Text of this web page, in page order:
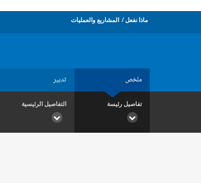
ماذا نفعل المشاريع والعمليات
ملخص تدبير
تفاصيل رئيسة التفاصيل الرئيسية